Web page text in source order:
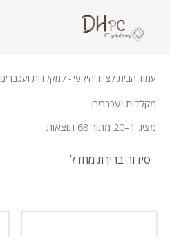
עמוד הבית/ציוד היקפי -/ מקלדות ועכברים
מקלדות ועכברים
מציג 1–20 מתוך 68 תוצאות